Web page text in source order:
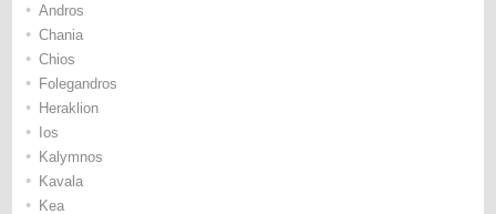
• Andros
• Chania
• Chios
• Folegandros
• Heraklion
• Ios
• Kalymnos
• Kavala
• Kea